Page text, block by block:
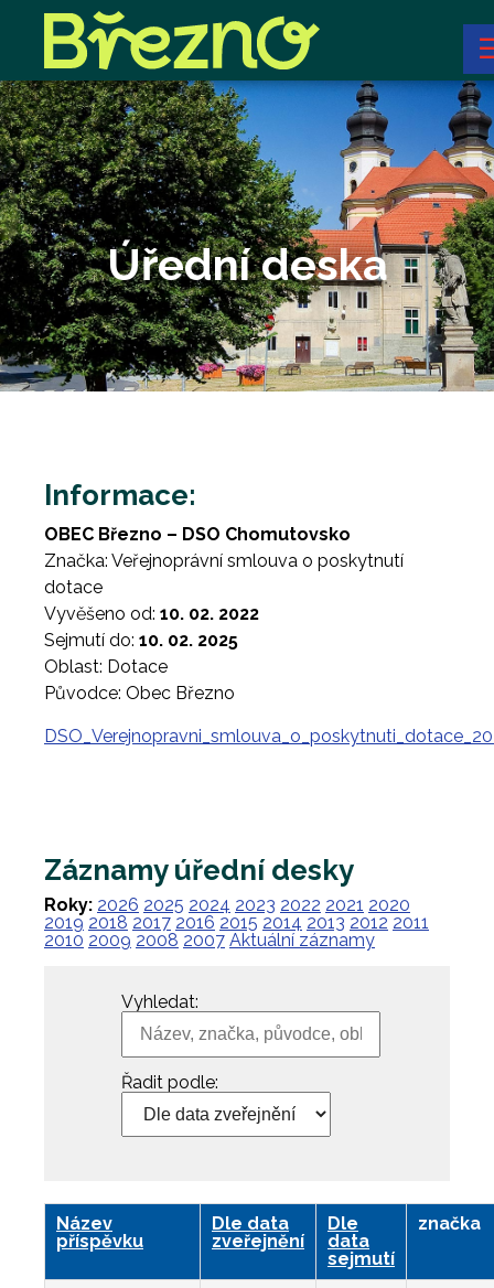
Úřední deska
Informace:
OBEC Březno – DSO Chomutovsko
Značka: Veřejnoprávní smlouva o poskytnutí
dotace
Vyvěšeno od: 10. 02. 2022
Sejmutí do: 10. 02. 2025
Oblast: Dotace
Původce: Obec Březno
Záznamy úřední desky
Roky: 2026 2025 2024 2023 2022 2021 2020
2019 2018 2017 2016 2015 2014 2013 2012 2011
2010 2009 2008 2007 Aktuální záznamy
Vyhledat:
Řadit podle:
Název
příspěvku
Dle data
zveřejnění
Dle
data
sejmutí
značka